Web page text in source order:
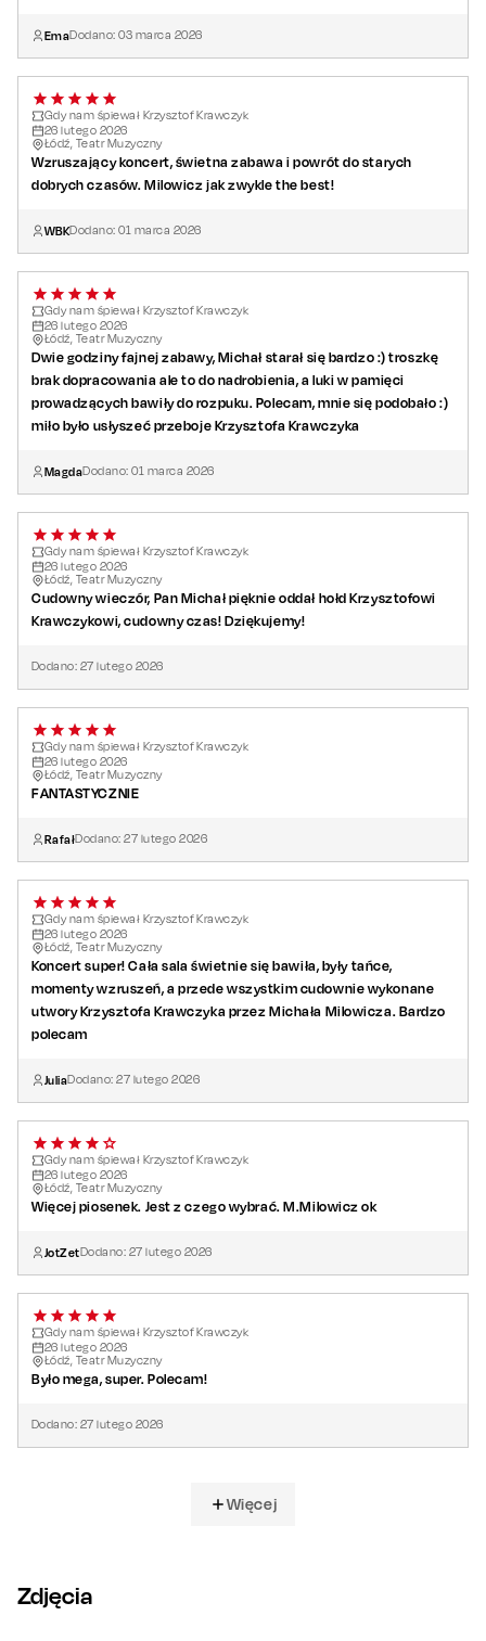
EmaDodano:03 marca 2026
Gdy nam śpiewał Krzysztof Krawczyk
26 lutego 2026
Łódź, Teatr Muzyczny
Wzruszający koncert, świetna zabawa i powrót do starych
dobrych czasów. Milowicz jak zwykle the best!
WBKDodano:01 marca 2026
Gdy nam śpiewał Krzysztof Krawczyk
26 lutego 2026
Łódź, Teatr Muzyczny
Dwie godziny fajnej zabawy, Michał starał się bardzo :) troszkę
brak dopracowania ale to do nadrobienia, a luki w pamięci
prowadzących bawiły do rozpuku. Polecam, mnie się podobało :)
miło było usłyszeć przeboje Krzysztofa Krawczyka
MagdaDodano:01 marca 2026
Gdy nam śpiewał Krzysztof Krawczyk
26 lutego 2026
Łódź, Teatr Muzyczny
Cudowny wieczór, Pan Michał pięknie oddał hołd Krzysztofowi
Krawczykowi, cudowny czas! Dziękujemy!
Dodano: 27 lutego 2026
Gdy nam śpiewał Krzysztof Krawczyk
26 lutego 2026
Łódź, Teatr Muzyczny
FANTASTYCZNIE
RafałDodano:27 lutego 2026
Gdy nam śpiewał Krzysztof Krawczyk
26 lutego 2026
Łódź, Teatr Muzyczny
Koncert super! Cała sala świetnie się bawiła, były tańce,
momenty wzruszeń, a przede wszystkim cudownie wykonane
utwory Krzysztofa Krawczyka przez Michała Milowicza. Bardzo
polecam
JuliaDodano:27 lutego 2026
Gdy nam śpiewał Krzysztof Krawczyk
26 lutego 2026
Łódź, Teatr Muzyczny
Więcej piosenek. Jest z czego wybrać. M.Milowicz ok
JotZetDodano: 27 lutego 2026
Gdy nam śpiewał Krzysztof Krawczyk
26 lutego 2026
Łódź, Teatr Muzyczny
Było mega, super. Polecam!
Dodano: 27 lutego 2026
Więcej
Zdjęcia